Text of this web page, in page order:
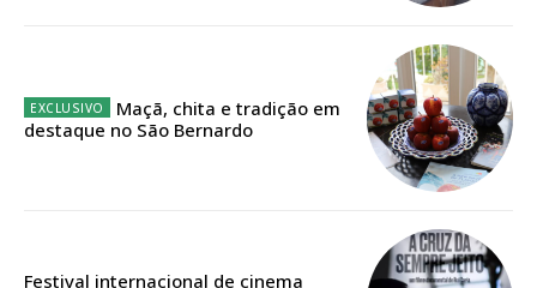
Maçã, chita e tradição em
destaque no São Bernardo
Festival internacional de cinema